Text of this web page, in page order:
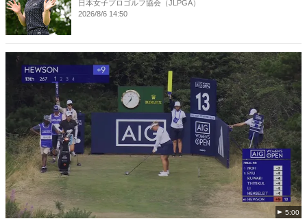
日本女子プロゴルフ協会（JLPGA）
2026/8/6 14:50
5:00